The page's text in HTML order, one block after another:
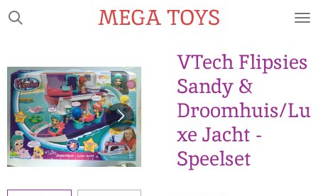
Ga
de
hoofdinhoud
MEGA TOYS
VTech Flipsies
Sandy &
Droomhuis/Lu
xe Jacht -
Speelset